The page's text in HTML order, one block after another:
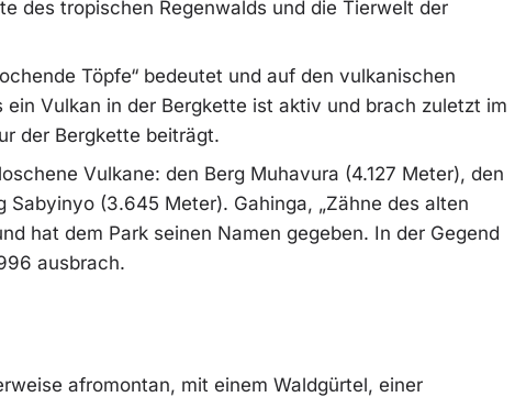
des tropischen Regenwalds und die Tierwelt der
Töpfe“ bedeutet und auf den vulkanischen
Vulkan in der Bergkette ist aktiv und brach zuletzt im
der Bergkette beiträgt.
Vulkane: den Berg Muhavura (4.127 Meter), den
Sabyinyo (3.645 Meter). Gahinga, „Zähne des alten
hat dem Park seinen Namen gegeben. In der Gegend
ausbrach.
afromontan, mit einem Waldgürtel, einer